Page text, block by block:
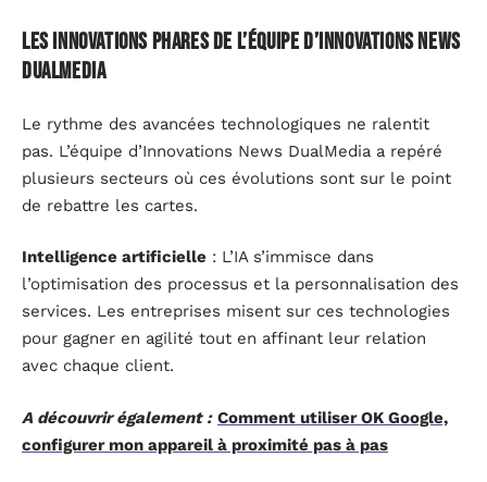
Les innovations phares de l’équipe d’Innovations News
DualMedia
Le rythme des avancées technologiques ne ralentit
pas. L’équipe d’Innovations News DualMedia a repéré
plusieurs secteurs où ces évolutions sont sur le point
de rebattre les cartes.
Intelligence artificielle : L’IA s’immisce dans
l’optimisation des processus et la personnalisation des
services. Les entreprises misent sur ces technologies
pour gagner en agilité tout en affinant leur relation
avec chaque client.
A découvrir également : Comment utiliser OK Google,
configurer mon appareil à proximité pas à pas